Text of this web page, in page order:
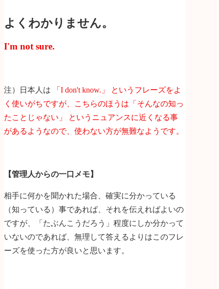
よくわかりません。
I'm not sure.
注）日本人は
「I don't know.」 というフレーズをよ
く使いがちですが、こちらのほうは「そんなの知っ
たことじゃない」 というニュアンスに近くなる事
があるようなので、使わない方が無難なようです。
【管理人からの一口メモ】
相手に何かを聞かれた場合、確実に分かっている
（知っている）事であれば、それを伝えればよいの
ですが、「たぶんこうだろう」程度にしか分かって
いないのであれば、無理して答えるよりはこのフレ
ーズを使った方が良いと思います。